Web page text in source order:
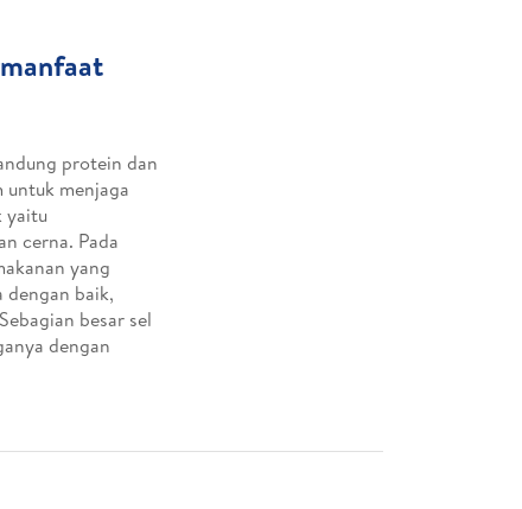
protein dan
menjaga
yaitu
cerna. Pada
yang
dengan baik,
besar sel
dengan